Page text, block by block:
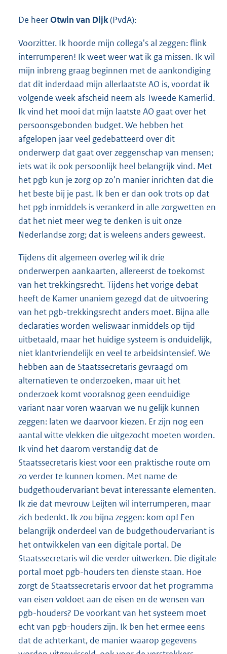
De heerOtwin van Dijk(PvdA):
Voorzitter. Ik hoorde mijn collega's al zeggen: flink
interrumperen! Ik weet weer wat ik ga missen. Ik wil
mijn inbreng graag beginnen met de aankondiging
dat dit inderdaad mijn allerlaatste AO is, voordat ik
volgende week afscheid neem als Tweede Kamerlid.
Ik vind het mooi dat mijn laatste AO gaat over het
persoonsgebonden budget. We hebben het
afgelopen jaar veel gedebatteerd over dit
onderwerp dat gaat over zeggenschap van mensen;
iets wat ik ook persoonlijk heel belangrijk vind. Met
het pgb kun je zorg op zo'n manier inrichten dat die
het beste bij je past. Ik ben er dan ook trots op dat
het pgb inmiddels is verankerd in alle zorgwetten en
dat het niet meer weg te denken is uit onze
Nederlandse zorg; dat is weleens anders geweest.
Tijdens dit algemeen overleg wil ik drie
onderwerpen aankaarten, allereerst de toekomst
van het trekkingsrecht. Tijdens het vorige debat
heeft de Kamer unaniem gezegd dat de uitvoering
van het pgb-trekkingsrecht anders moet. Bijna alle
declaraties worden weliswaar inmiddels op tijd
uitbetaald, maar het huidige systeem is onduidelijk,
niet klantvriendelijk en veel te arbeidsintensief. We
hebben aan de Staatssecretaris gevraagd om
alternatieven te onderzoeken, maar uit het
onderzoek komt vooralsnog geen eenduidige
variant naar voren waarvan we nu gelijk kunnen
zeggen: laten we daarvoor kiezen. Er zijn nog een
aantal witte vlekken die uitgezocht moeten worden.
Ik vind het daarom verstandig dat de
Staatssecretaris kiest voor een praktische route om
zo verder te kunnen komen. Met name de
budgethoudervariant bevat interessante elementen.
Ik zie dat mevrouw Leijten wil interrumperen, maar
zich bedenkt. Ik zou bijna zeggen: kom op! Een
belangrijk onderdeel van de budgethoudervariant is
het ontwikkelen van een digitale portal. De
Staatssecretaris wil die verder uitwerken. Die digitale
portal moet pgb-houders ten dienste staan. Hoe
zorgt de Staatssecretaris ervoor dat het programma
van eisen voldoet aan de eisen en de wensen van
pgb-houders? De voorkant van het systeem moet
echt van pgb-houders zijn. Ik ben het ermee eens
dat de achterkant, de manier waarop gegevens